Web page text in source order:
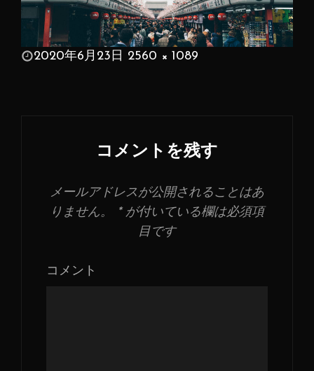
投2020年6月23日 2560 × 1089
コメントを残す
メールアドレスが公開されることはあ
りません。
*が付いている欄は必須項
目です
コメント